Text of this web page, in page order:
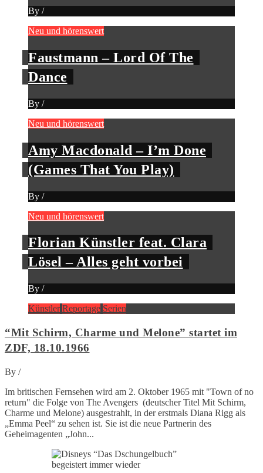
By /
Neu und hörenswert
Faustmann – Lord Of The
Dance
By /
Neu und hörenswert
Amy Macdonald – I’m Done
(Games That You Play)
By /
Neu und hörenswert
Florian Künstler feat. Clara
Lösel – Alles geht vorbei
By /
Künstler Reportage Serien
“Mit Schirm, Charme und Melone” startet im
ZDF, 18.10.1966
By /
Im britischen Fernsehen wird am 2. Oktober 1965 mit "Town of no
return" die Folge von The Avengers (deutscher Titel Mit Schirm,
Charme und Melone) ausgestrahlt, in der erstmals Diana Rigg als
„Emma Peel“ zu sehen ist. Sie ist die neue Partnerin des
Geheimagenten „John...